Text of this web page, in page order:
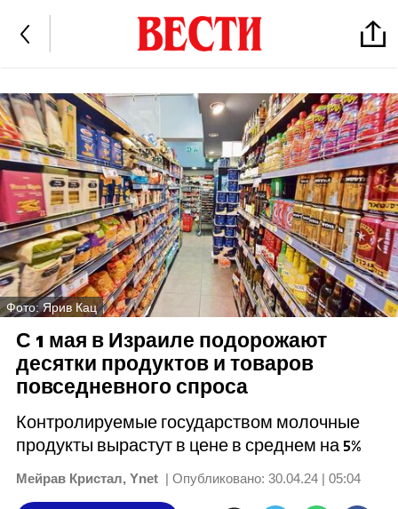
Фото: Ярив Кац
С 1 мая в Израиле подорожают
десятки продуктов и товаров
повседневного спроса
Контролируемые государством молочные
продукты вырастут в цене в среднем на 5%
Мейрав Кристал, Ynet | Опубликовано: 30.04.24 | 05:04